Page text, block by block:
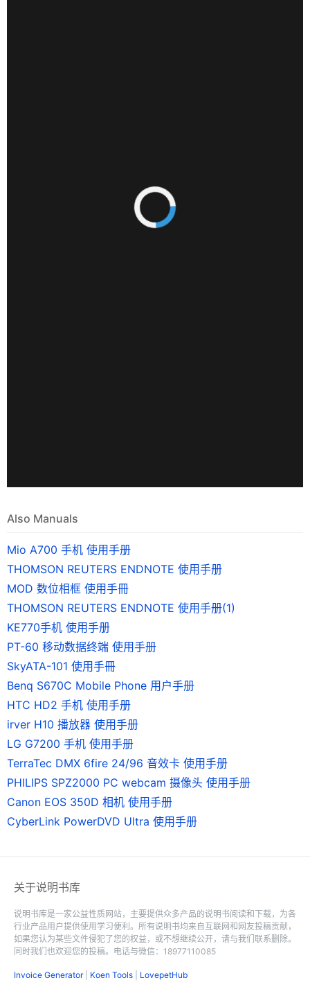
Also Manuals
Mio A700 手机 使用手册
THOMSON REUTERS ENDNOTE 使用手册
MOD 数位相框 使用手冊
THOMSON REUTERS ENDNOTE 使用手册(1)
KE770手机 使用手册
PT-60 移动数据终端 使用手册
SkyATA-101 使用手冊
Benq S670C Mobile Phone 用户手册
HTC HD2 手机 使用手册
irver H10 播放器 使用手册
LG G7200 手机 使用手册
TerraTec DMX 6fire 24/96 音效卡 使用手册
PHILIPS SPZ2000 PC webcam 摄像头 使用手册
Canon EOS 350D 相机 使用手册
CyberLink PowerDVD Ultra 使用手册
关于说明书库
说明书库是一家公益性质网站，主要提供众多产品的说明书阅读和下载，为各
行业产品用户提供使用学习便利。所有说明书均来自互联网和网友投稿贡献，
如果您认为某些文件侵犯了您的权益，或不想继续公开，请与我们联系删除。
同时我们也欢迎您的投稿。电话与微信：18977110085
Invoice Generator| Koen Tools LovepetHub